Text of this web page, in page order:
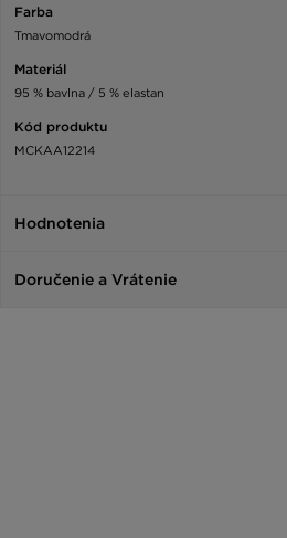
Farba
Tmavomodrá
Materiál
95 % bavlna / 5 % elastan
Kód produktu
MCKAA12214
Hodnotenia
Doručenie a Vrátenie